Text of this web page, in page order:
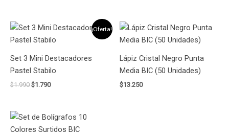
¡Oferta!
Set 3 Mini Destacadores
Pastel Stabilo
$1.990
El
original
$1.990.
$1.790
El
actual
$1.790.
Lápiz Cristal Negro Punta
Media BIC (50 Unidades)
$13.250